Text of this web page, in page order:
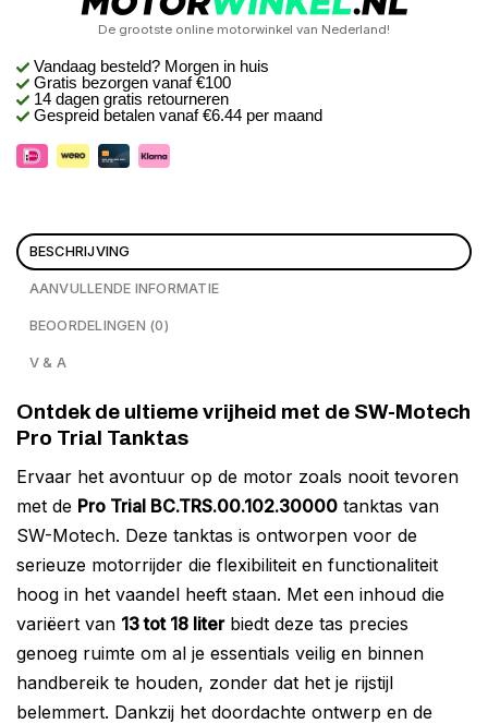
De grootste online motorwinkel van Nederland!
Vandaag besteld? Morgen in huis
Gratis bezorgen vanaf €100
14 dagen gratis retourneren
Gespreid betalen vanaf €6.44 per maand
BESCHRIJVING
AANVULLENDE INFORMATIE
BEOORDELINGEN (0)
V & A
Ontdek de ultieme vrijheid met de SW-Motech
Pro Trial Tanktas
Ervaar het avontuur op de motor zoals nooit tevoren
met de Pro Trial BC.TRS.00.102.30000 tanktas van
SW-Motech. Deze tanktas is ontworpen voor de
serieuze motorrijder die flexibiliteit en functionaliteit
hoog in het vaandel heeft staan. Met een inhoud die
variëert van 13 tot 18 literbiedt deze tas precies
genoeg ruimte om al je essentials veilig en binnen
handbereik te houden, zonder dat het je rijstijl
belemmert. Dankzij het doordachte ontwerp en de